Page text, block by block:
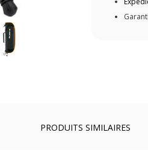
PRODUITS SIMILAIRES